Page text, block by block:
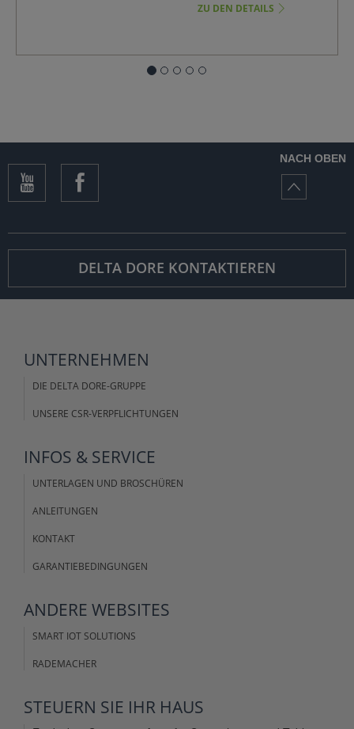
ZU DEN DETAILS
NACH OBEN
DELTA DORE KONTAKTIEREN
UNTERNEHMEN
DIE DELTA DORE-GRUPPE
UNSERE CSR-VERPFLICHTUNGEN
INFOS & SERVICE
UNTERLAGEN UND BROSCHÜREN
ANLEITUNGEN
KONTAKT
GARANTIEBEDINGUNGEN
ANDERE WEBSITES
SMART IOT SOLUTIONS
RADEMACHER
STEUERN SIE IHR HAUS